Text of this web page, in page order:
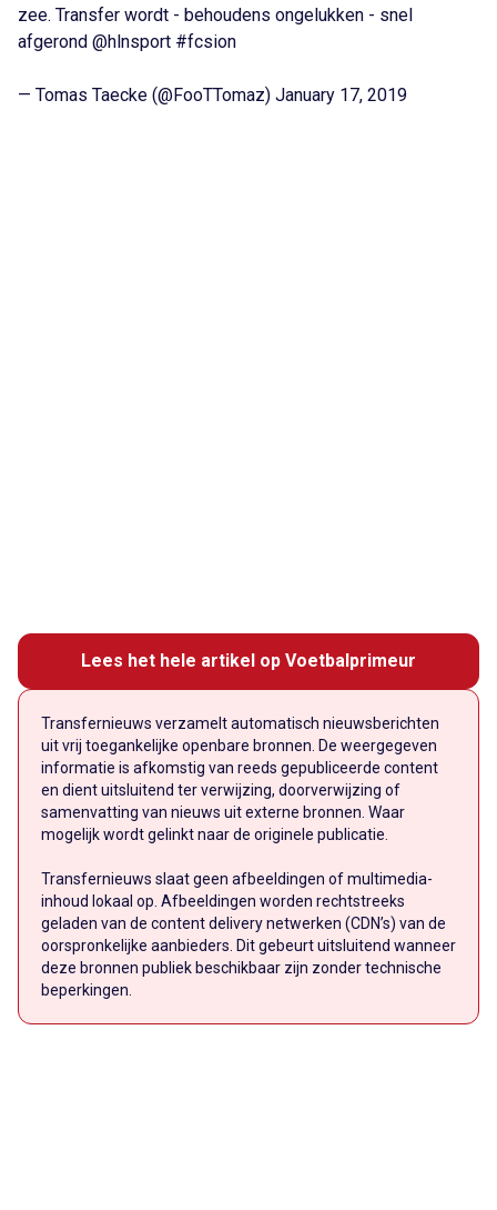
zee. Transfer wordt - behoudens ongelukken - snel
afgerond @hlnsport #fcsion
— Tomas Taecke (@FooTTomaz) January 17, 2019
Lees het hele artikel op Voetbalprimeur
Transfernieuws verzamelt automatisch nieuwsberichten
uit vrij toegankelijke openbare bronnen. De weergegeven
informatie is afkomstig van reeds gepubliceerde content
en dient uitsluitend ter verwijzing, doorverwijzing of
samenvatting van nieuws uit externe bronnen. Waar
mogelijk wordt gelinkt naar de originele publicatie.
Transfernieuws slaat geen afbeeldingen of multimedia-
inhoud lokaal op. Afbeeldingen worden rechtstreeks
geladen van de content delivery netwerken (CDN’s) van de
oorspronkelijke aanbieders. Dit gebeurt uitsluitend wanneer
deze bronnen publiek beschikbaar zijn zonder technische
beperkingen.